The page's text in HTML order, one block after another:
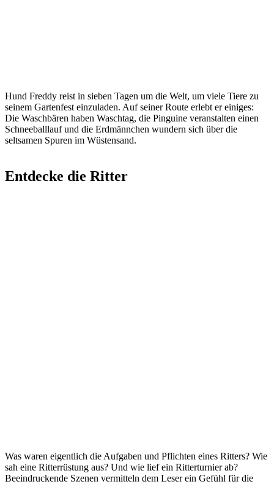
Hund Freddy reist in sieben Tagen um die Welt, um viele Tiere zu
seinem Gartenfest einzuladen. Auf seiner Route erlebt er einiges:
Die Waschbären haben Waschtag, die Pinguine veranstalten einen
Schneeballlauf und die Erdmännchen wundern sich über die
seltsamen Spuren im Wüstensand.
Entdecke die Ritter
Was waren eigentlich die Aufgaben und Pflichten eines Ritters? Wie
sah eine Ritterrüstung aus? Und wie lief ein Ritterturnier ab?
Beeindruckende Szenen vermitteln dem Leser ein Gefühl für die